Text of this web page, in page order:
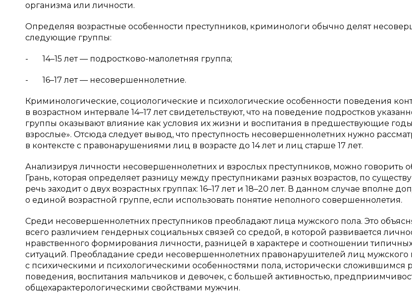
организма или личности.
Определяя возрастные особенности преступников, криминологи обычно делят
следующие группы:
- 14–15 лет — подростково-малолетняя группа;
- 16–17 лет — несовершеннолетние.
Криминологические, социологические и психологические особенности поведения
в возрастном интервале 14–17 лет свидетельствуют, что на поведение подростков
группы оказывают влияние как условия их жизни и воспитания в предшествующие
взрослые». Отсюда следует вывод, что преступность несовершеннолетних нужно
в контексте с правонарушениями лиц в возрасте до 14 лет и лиц старше 17 лет.
Анализируя личности несовершеннолетних и взрослых преступников, можно говорить
Грань, которая определяет разницу между преступниками разных возрастов, по существу
речь заходит о двух возрастных группах: 16–17 лет и 18–20 лет. В данном случае вполне
о единой возрастной группе, если использовать понятие неполного совершеннолетия.
Среди несовершеннолетних преступников преобладают лица мужского пола. Это
всего различием гендерных социальных связей со средой, в которой развивается
нравственного формирования личности, разницей в характере и соотношении
ситуаций. Преобладание среди несовершеннолетних правонарушителей лиц мужского
с психическими и психологическими особенностями пола, исторически сложившимся
поведения, воспитания мальчиков и девочек, с большей активностью,
общехарактерологическими свойствами мужчин.